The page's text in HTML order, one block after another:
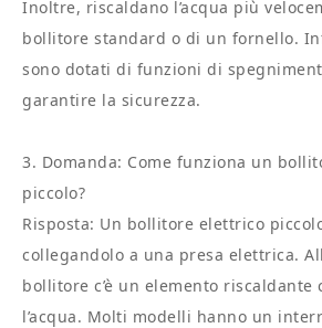
Inoltre, riscaldano l’acqua più
bollitore standard o di un fornello.
sono dotati di funzioni di
garantire la sicurezza.
3. Domanda: Come funziona un
piccolo?
Risposta: Un bollitore elettrico
collegandolo a una presa elettrica.
bollitore c’è un elemento riscaldante
l’acqua. Molti modelli hanno un